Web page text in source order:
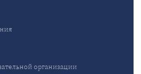
организации